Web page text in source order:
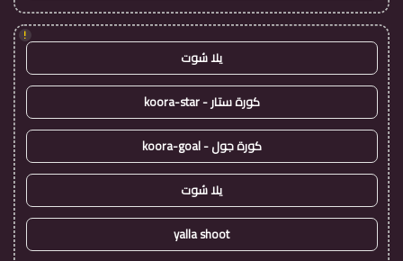
!
يلا شوت
كورة ستار - koora-star
كورة جول - koora-goal
يلا شوت
yalla shoot